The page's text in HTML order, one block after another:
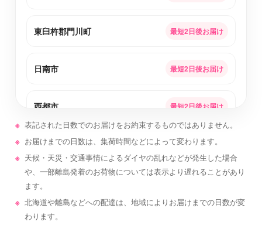
東臼杵郡門川町 最短2日後お届け
日南市 最短2日後お届け
西都市 最短2日後お届け
西臼杵郡日之影町 最短2日後お届け
北諸県郡三股町
えびの市
表記された日数でのお届けをお約束するものではありません。
お届けまでの日数は、集荷時間などによって変わります。
天候・天災・交通事情によるダイヤの乱れなどが発生した場合
や、一部離島発着のお荷物については表示より遅れることがあり
ます。
北海道や離島などへの配達は、地域によりお届けまでの日数が変
わります。